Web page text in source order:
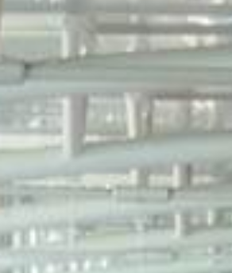
/// Volotea
Provence
15 octobre
Lire la Suite